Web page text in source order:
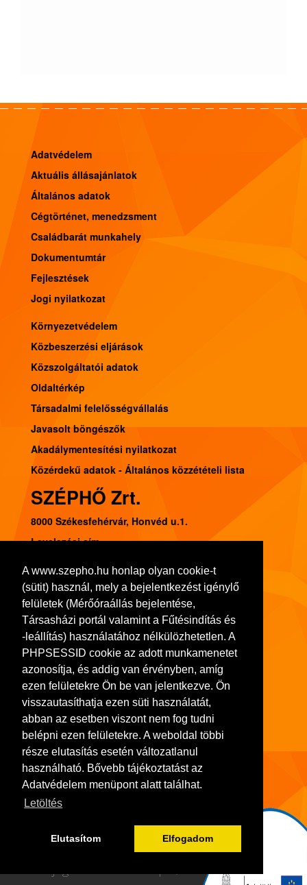
A www.szepho.hu honlap olyan cookie-t
(sütit) használ, mely a bejelentkezést igénylő
felületek (Mérőóraállás bejelentése,
Társasházi portál valamint a Fűtésindítás és
-leállítás) használatához nélkülözhetetlen. A
PHPSESSID cookie az adott munkamenetet
azonosítja, és addig van érvényben, amíg
ezen felületekre Ön be van jelentkezve. Ön
visszautasíthatja ezen süti használatát,
abban az esetben viszont nem fog tudni
belépni ezen felületekre. A weboldal többi
része elutasítás esetén változatlanul
használható. Bővebb tájékoztatást az
Adatvédelem menüpont alatt találhat.
Letöltés
Elutasítom Elfogadom
Adatvédelem
Aktuális állásajánlatok
Általános adatok
Cégtörténet, menedzsment
Családbarát munkahely
Dokumentumtár
Fejlesztések
Jogi nyilatkozat
Környezetvédelem
Közbeszerzési eljárások
Közszolgáltatói adatok
Oldaltérkép
Társadalmi felelősségvállalás
Javasolt böngészők
Akadálymentesítési nyilatkozat
Közérdekű adatok - Általános közzétételi lista
SZÉPHŐ Zrt.
8000 Székesfehérvár, Honvéd u.1.
Levelezési cím:
Tel.: (22) 541-300, Fax: (22) 314-252
Adószám: 11103413-2-07
Bankszámlaszám: 10918001-00000036-72480008
Cégjegyzék szám: 07-10-001064